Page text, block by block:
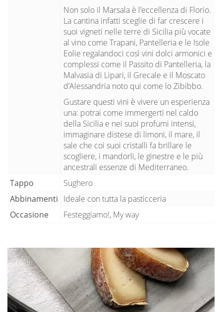
Non solo il Marsala è l’eccellenza di Florio.
La cantina infatti sceglie di far crescere i
suoi vigneti nelle terre di Sicilia più vocate
al vino come Trapani, Pantelleria e le Isole
Eolie regalandoci così vini dolci armonici e
complessi come il Passito di Pantelleria, la
Malvasia di Lipari, il Grecale e il Moscato
d’Alessandria noto qui come lo Zibibbo.
Gustare questi vini è vivere un esperienza
una: potrai come immergerti nel caldo
della Sicilia e nei suoi profumi intensi,
immaginare distese di limoni, il mare, il
sale che coi suoi cristalli fa brillare le
scogliere, i mandorli, le ginestre e le più
ancestrali essenze di Mediterraneo.
Tappo
Sughero
Abbinamenti Ideale con tutta la pasticceria
Occasione
Festeggiamo!, My way